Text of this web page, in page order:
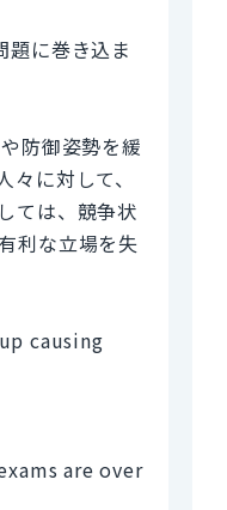
題に巻き込ま
防御姿勢を緩
に対して、
ては、競争状
利な立場を失
causing
are over